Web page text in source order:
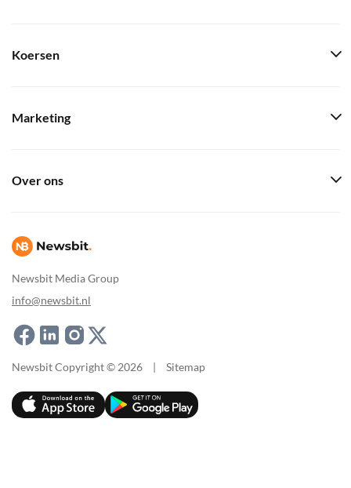
Newsbit Media Group
info@newsbit.nl
Koersen
Marketing
Over ons
Newsbit Copyright © 2026 | Sitemap